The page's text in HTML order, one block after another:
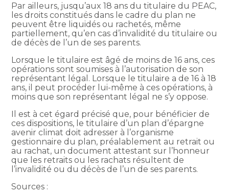
Par ailleurs, jusqu’aux 18 ans du titulaire du PEAC,
les droits constitués dans le cadre du plan ne
peuvent être liquidés ou rachetés, même
partiellement, qu’en cas d’invalidité du titulaire ou
de décès de l’un de ses parents.
Lorsque le titulaire est âgé de moins de 16 ans, ces
opérations sont soumises à l’autorisation de son
représentant légal. Lorsque le titulaire a de 16 à 18
ans, il peut procéder lui-même à ces opérations, à
moins que son représentant légal ne s’y oppose.
Il est à cet égard précisé que, pour bénéficier de
ces dispositions, le titulaire d’un plan d’épargne
avenir climat doit adresser à l’organisme
gestionnaire du plan, préalablement au retrait ou
au rachat, un document attestant sur l’honneur
que les retraits ou les rachats résultent de
l’invalidité ou du décès de l’un de ses parents.
Sources :